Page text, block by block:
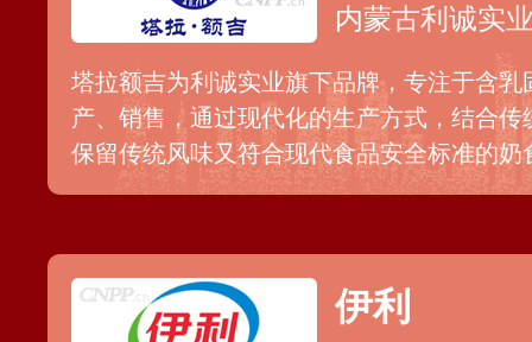
内蒙古利诚实
塔拉额吉为利诚实业旗下品牌，专注于含
产、销售，通过现代化的生产方式，结合
保留传统风味又符合现代食品安全标准的
的奶酪、奶片、奶茶、奶糖等固态乳制品
伊利